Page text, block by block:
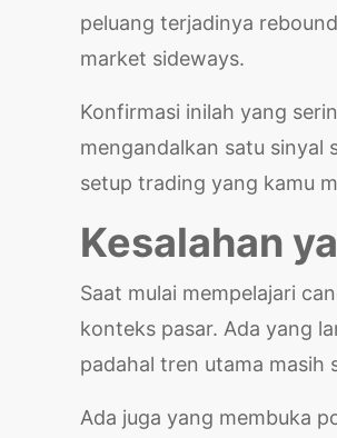
peluang terjadinya
market sideways.
Konfirmasi inilah yang
mengandalkan satu sinyal
setup trading yang kamu
Kesalahan
Saat mulai mempelajari
konteks pasar. Ada yang
padahal tren utama masih
Ada juga yang membuka